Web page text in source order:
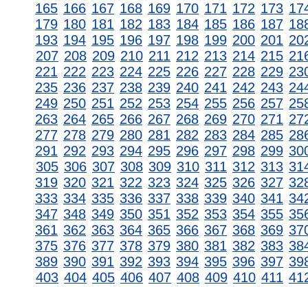
165 166 167 168 169 170 171 172 173
179 180 181 182 183 184 185 186 187
193 194 195 196 197 198 199 200 201
207 208 209 210 211 212 213 214 215
221 222 223 224 225 226 227 228 229
235 236 237 238 239 240 241 242 243
249 250 251 252 253 254 255 256 257
263 264 265 266 267 268 269 270 271
277 278 279 280 281 282 283 284 285
291 292 293 294 295 296 297 298 299
305 306 307 308 309 310 311 312 313
319 320 321 322 323 324 325 326 327
333 334 335 336 337 338 339 340 341
347 348 349 350 351 352 353 354 355
361 362 363 364 365 366 367 368 369
375 376 377 378 379 380 381 382 383
389 390 391 392 393 394 395 396 397
403 404 405 406 407 408 409 410 411